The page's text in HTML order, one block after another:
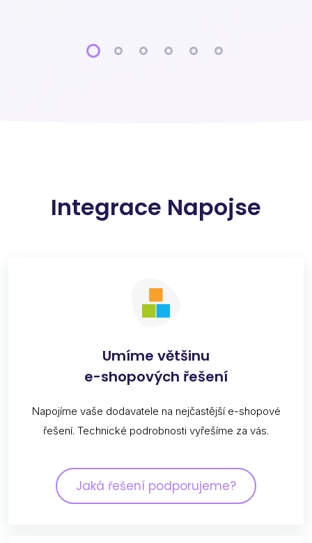
Integrace Napojse
Umíme většinu
e-shopových řešení
Napojíme vaše dodavatele na nejčastější e-shopové
řešení. Technické podrobnosti vyřešíme za vás.
Jaká řešení podporujeme?